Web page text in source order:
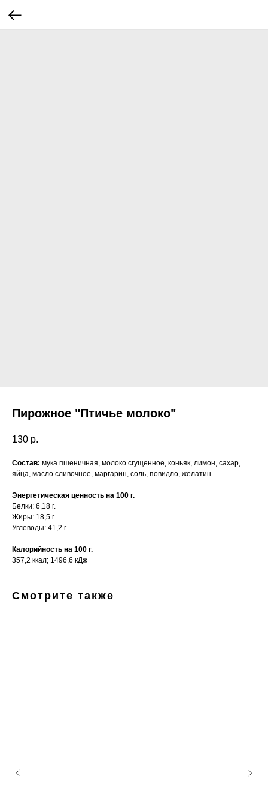
Пирожное "Птичье молоко"
130 р.
Состав: мука пшеничная, молоко сгущенное, коньяк, лимон, сахар,
яйца, масло сливочное, маргарин, соль, повидло, желатин
Энергетическая ценность на 100 г.
Белки: 6,18 г.
Жиры: 18,5 г.
Углеводы: 41,2 г.
Калорийность на 100 г.
357,2 ккал; 1496,6 кДж
Смотрите также